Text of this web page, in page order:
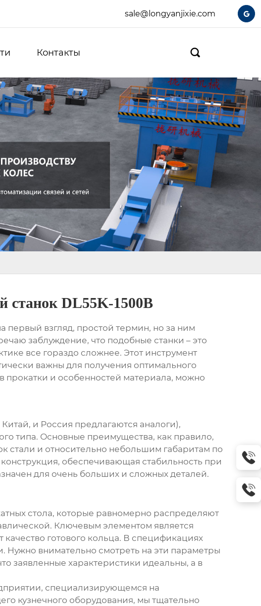
sale@longyanjixie.com 
Контакты 
станок DL55K-1500B
первый взгляд, простой термин, но за ним
заблуждение, что подобные станки – это
все гораздо сложнее. Этот инструмент
важны для получения оптимального
прокатки и особенностей материала, можно
и Россия предлагаются аналоги),
типа. Основные преимущества, как правило,
стали и относительно небольшим габаритам по
обеспечивающая стабильность при
для очень больших и сложных деталей.
стола, которые равномерно распределяют
Ключевым элементом является
качество готового кольца. В спецификациях
Нужно внимательно смотреть на эти параметры
заявленные характеристики идеальны, а в
специализирующемся на
кузнечного оборудования, мы тщательно